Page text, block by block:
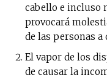
cabello e incluso
provocará
de las personas a
El vapor de los
de causar la